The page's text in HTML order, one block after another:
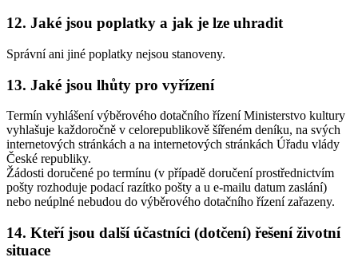
12. Jaké jsou poplatky a jak je lze uhradit
Správní ani jiné poplatky nejsou stanoveny.
13. Jaké jsou lhůty pro vyřízení
Termín vyhlášení výběrového dotačního řízení Ministerstvo kultury
vyhlašuje každoročně v celorepublikově šířeném deníku, na svých
internetových stránkách a na internetových stránkách Úřadu vlády
České republiky.
Žádosti doručené po termínu (v případě doručení prostřednictvím
pošty rozhoduje podací razítko pošty a u e-mailu datum zaslání)
nebo neúplné nebudou do výběrového dotačního řízení zařazeny.
14. Kteří jsou další účastníci (dotčení) řešení životní
situace